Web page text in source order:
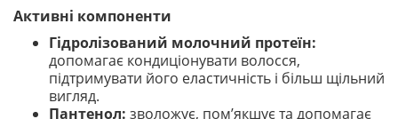
Активні компоненти
Гідролізований молочний протеїн:
допомагає кондиціонувати волосся,
підтримувати його еластичність і більш щільний
вигляд.
Пантенол: зволожує, пом’якшує та допомагає